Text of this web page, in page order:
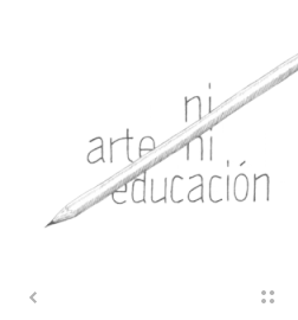
Inicio
Acciones